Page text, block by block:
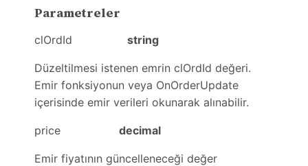
Parametreler
clOrdIdstring
Düzeltilmesi istenen emrin clOrdId değeri.
Emir fonksiyonun veya OnOrderUpdate
içerisinde emir verileri okunarak alınabilir.
pricedecimal
Emir fiyatının güncelleneceği değer